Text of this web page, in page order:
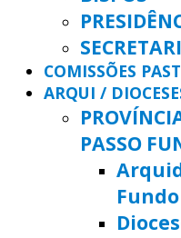
COMISSÕES
ARQUI /
PASSO
Fundo